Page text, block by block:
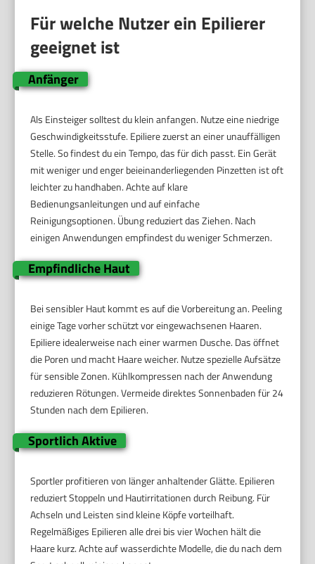
Für welche Nutzer ein Epilierer
geeignet ist
Anfänger
Als Einsteiger solltest du klein anfangen. Nutze eine niedrige
Geschwindigkeitsstufe. Epiliere zuerst an einer unauffälligen
Stelle. So findest du ein Tempo, das für dich passt. Ein Gerät
mit weniger und enger beieinanderliegenden Pinzetten ist oft
leichter zu handhaben. Achte auf klare
Bedienungsanleitungen und auf einfache
Reinigungsoptionen. Übung reduziert das Ziehen. Nach
einigen Anwendungen empfindest du weniger Schmerzen.
Empfindliche Haut
Bei sensibler Haut kommt es auf die Vorbereitung an. Peeling
einige Tage vorher schützt vor eingewachsenen Haaren.
Epiliere idealerweise nach einer warmen Dusche. Das öffnet
die Poren und macht Haare weicher. Nutze spezielle Aufsätze
für sensible Zonen. Kühlkompressen nach der Anwendung
reduzieren Rötungen. Vermeide direktes Sonnenbaden für 24
Stunden nach dem Epilieren.
Sportlich Aktive
Sportler profitieren von länger anhaltender Glätte. Epilieren
reduziert Stoppeln und Hautirritationen durch Reibung. Für
Achseln und Leisten sind kleine Köpfe vorteilhaft.
Regelmäßiges Epilieren alle drei bis vier Wochen hält die
Haare kurz. Achte auf wasserdichte Modelle, die du nach dem